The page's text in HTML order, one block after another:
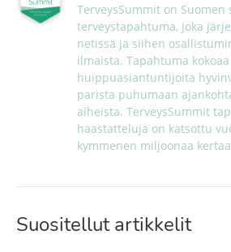
TerveysSummit on Suomen
terveystapahtuma, joka
netissä ja siihen
ilmaista. Tapahtuma
huippuasiantuntijoita
parista puhumaan
aiheista. TerveysSummit
haastatteluja on katsottu
kymmenen miljoonaa
Suositellut artikkelit